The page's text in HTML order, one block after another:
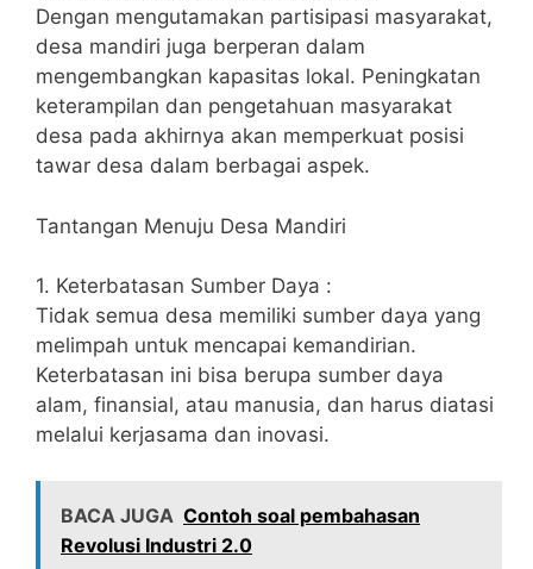
Dengan mengutamakan partisipasi masyarakat,
desa mandiri juga berperan dalam
mengembangkan kapasitas lokal. Peningkatan
keterampilan dan pengetahuan masyarakat
desa pada akhirnya akan memperkuat posisi
tawar desa dalam berbagai aspek.
Tantangan Menuju Desa Mandiri
1. Keterbatasan Sumber Daya :
Tidak semua desa memiliki sumber daya yang
melimpah untuk mencapai kemandirian.
Keterbatasan ini bisa berupa sumber daya
alam, finansial, atau manusia, dan harus diatasi
melalui kerjasama dan inovasi.
BACA JUGA Contoh soal pembahasan
Revolusi Industri 2.0